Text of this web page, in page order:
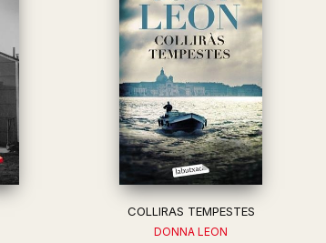
COLLIRAS TEMPESTES
DONNA LEON